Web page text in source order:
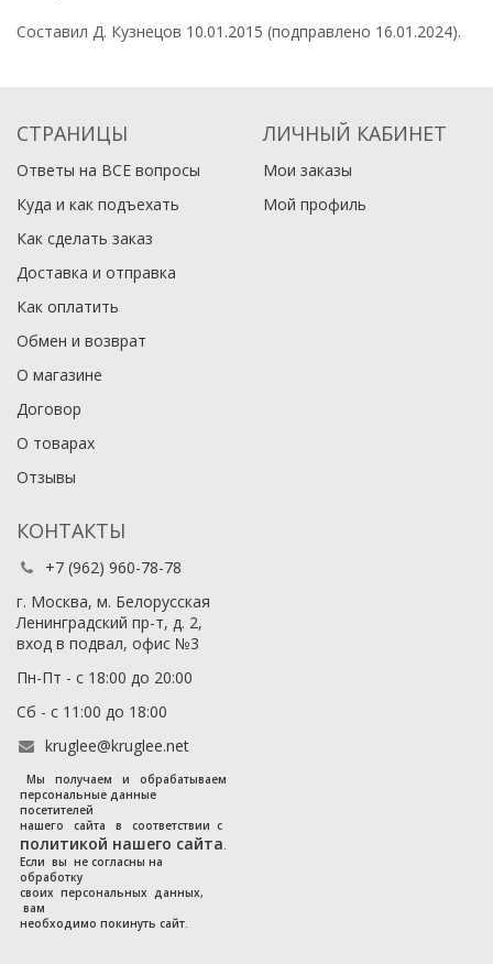
Составил Д. Кузнецов 10.01.2015 (подправлено 16.01.2024).
СТРАНИЦЫ
Ответы на ВСЕ вопросы
Куда и как подъехать
Как сделать заказ
Доставка и отправка
Как оплатить
Обмен и возврат
О магазине
Договор
О товарах
Отзывы
ЛИЧНЫЙ КАБИНЕТ
Мои заказы
Мой профиль
КОНТАКТЫ
+7 (962) 960-78-78
г. Москва, м. Белорусская
Ленинградский пр-т, д. 2,
вход в подвал, офис №3
Пн-Пт - с 18:00 до 20:00
Сб - с 11:00 до 18:00
kruglee@kruglee.net
Мы получаем и обрабатываем
персональные данные
посетителей
нашего сайта в соответствии с
политикой нашего сайта
Если вы не согласны на
обработку
своих персональных данных,
вам
необходимо покинуть сайт.